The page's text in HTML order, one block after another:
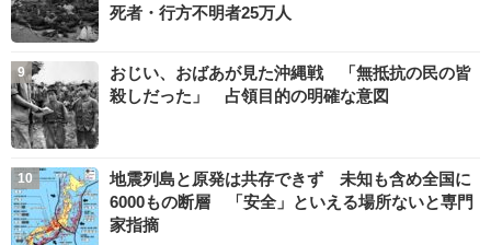
死者・行方不明者25万人
おじい、おばあが見た沖縄戦 「無抵抗の民の皆
殺しだった」 占領目的の明確な意図
地震列島と原発は共存できず 未知も含め全国に
6000もの断層 「安全」といえる場所ないと専門
家指摘